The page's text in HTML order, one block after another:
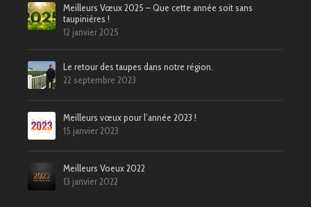
Meilleurs Vœux 2025 – Que cette année soit sans
taupinières !
12 janvier 2025
Le retour des taupes dans notre région.
22 septembre 2023
Meilleurs vœux pour l’année 2023 !
15 janvier 2023
Meilleurs Voeux 2022
13 janvier 2022